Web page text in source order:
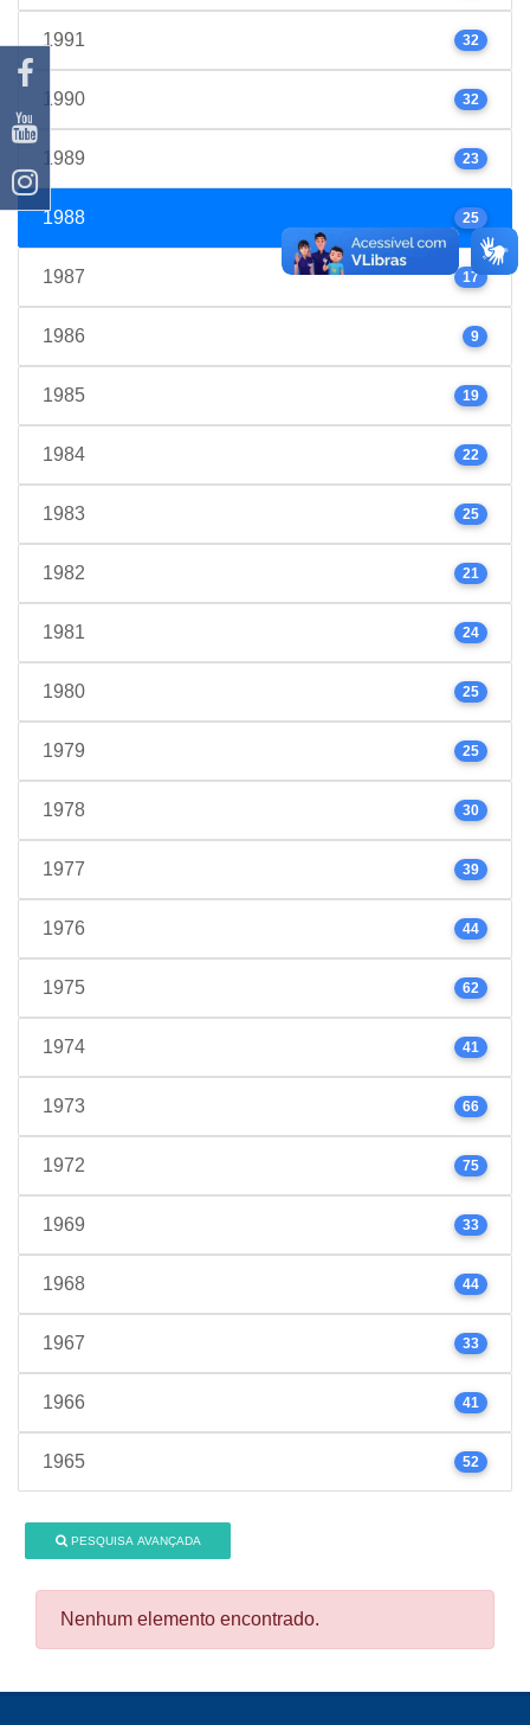
1991 32
1990 32
1989 23
1988 25
1987 17
1986 9
1985 19
1984 22
1983 25
1982 21
1981 24
1980 25
1979 25
1978 30
1977 39
1976 44
1975 62
1974 41
1973 66
1972 75
1969 33
1968 44
1967 33
1966 41
1965 52
PESQUISA AVANÇADA
Nenhum elemento encontrado.